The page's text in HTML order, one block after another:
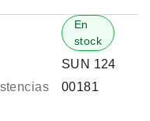
En
stock
SUN 124
00181